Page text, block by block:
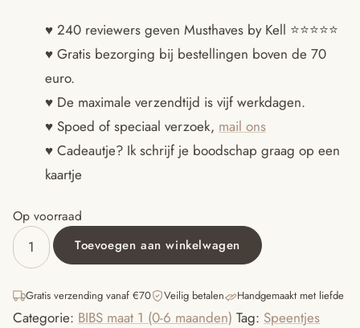
♥ 240 reviewers geven Musthaves by Kell ⭐️⭐️⭐️⭐️⭐️
♥ Gratis bezorging bij bestellingen boven de 70
euro.
♥ De maximale verzendtijd is vijf werkdagen.
♥ Spoed of speciaal verzoek, mail ons
♥ Cadeautje? Ik schrijf je boodschap graag op een
kaartje
Op voorraad
Bibs
Violet
maat
1
Toevoegen aan winkelwagen
Gratis verzending vanaf €70 Veilig betalen Handgemaakt met liefde
Categorie: BIBS maat 1 (0-6 maanden) Tag: Speentjes